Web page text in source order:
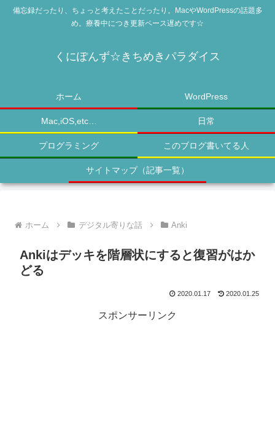
備忘録だったり、ちょっと考えたことだったり。MacやWordPressの話題多
め。療養中につき更新ペース遅めです☆
くにぽんず☆きちめきパラダイス
ホーム WordPress
Mac,iOS,etc… 日常
プログラミング このブログ書いてる人
サイトマップ（記事一覧）
ホーム デジタル寄りな話 Anki
Ankiはデッキを階層状にすると復習がはか
どる
2020.01.17 2020.01.25
スポンサーリンク